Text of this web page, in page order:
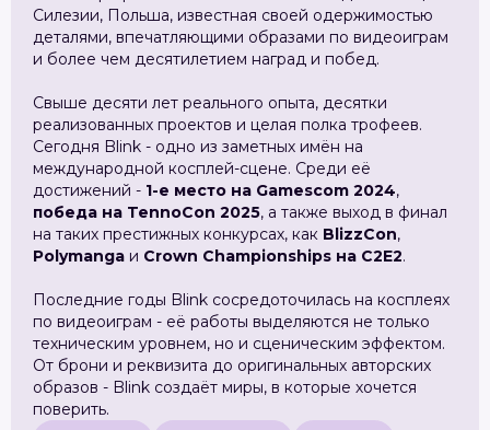
Силезии, Польша, известная своей одержимостью
деталями, впечатляющими образами по видеоиграм
и более чем десятилетием наград и побед.
Свыше десяти лет реального опыта, десятки
реализованных проектов и целая полка трофеев.
Сегодня Blink - одно из заметных имён на
международной косплей-сцене. Среди её
достижений - 1-е место на Gamescom 2024,
победа на TennoCon 2025, а также выход в финал
на таких престижных конкурсах, как BlizzCon,
Polymanga и Crown Championships на C2E2.
Последние годы Blink сосредоточилась на косплеях
по видеоиграм - её работы выделяются не только
техническим уровнем, но и сценическим эффектом.
От брони и реквизита до оригинальных авторских
образов - Blink создаёт миры, в которые хочется
поверить.